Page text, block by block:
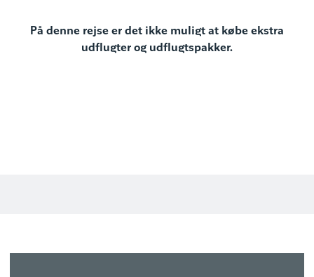
På denne rejse er det ikke muligt at købe ekstra
udflugter og udflugtspakker.